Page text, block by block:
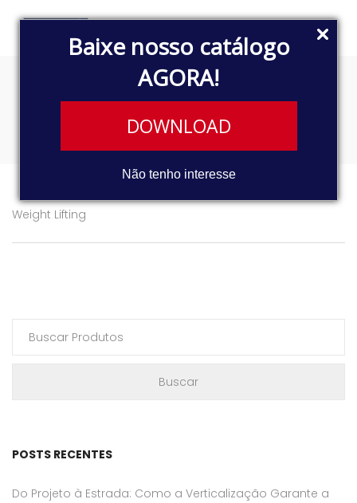
Baixe nosso catálogo
AGORA!
DOWNLOAD
Não tenho interesse
John Terry
Weight Lifting
POSTS RECENTES
Do Projeto à Estrada: Como a Verticalização Garante a